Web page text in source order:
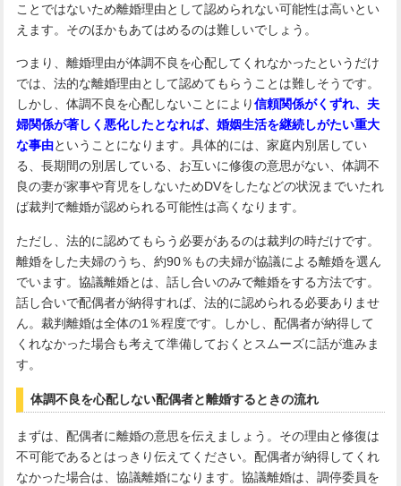
ことではないため離婚理由として認められない可能性は高いとい
えます。そのほかもあてはめるのは難しいでしょう。
つまり、離婚理由が体調不良を心配してくれなかったというだけ
では、法的な離婚理由として認めてもらうことは難しそうです。
しかし、体調不良を心配しないことにより信頼関係がくずれ、夫
婦関係が著しく悪化したとなれば、婚姻生活を継続しがたい重大
な事由ということになります。具体的には、家庭内別居してい
る、長期間の別居している、お互いに修復の意思がない、体調不
良の妻が家事や育児をしないためDVをしたなどの状況までいたれ
ば裁判で離婚が認められる可能性は高くなります。
ただし、法的に認めてもらう必要があるのは裁判の時だけです。
離婚をした夫婦のうち、約90％もの夫婦が協議による離婚を選ん
でいます。協議離婚とは、話し合いのみで離婚をする方法です。
話し合いで配偶者が納得すれば、法的に認められる必要ありませ
ん。裁判離婚は全体の1％程度です。しかし、配偶者が納得して
くれなかった場合も考えて準備しておくとスムーズに話が進みま
す。
体調不良を心配しない配偶者と離婚するときの流れ
まずは、配偶者に離婚の意思を伝えましょう。その理由と修復は
不可能であるとはっきり伝えてください。配偶者が納得してくれ
なかった場合は、協議離婚になります。協議離婚は、調停委員を